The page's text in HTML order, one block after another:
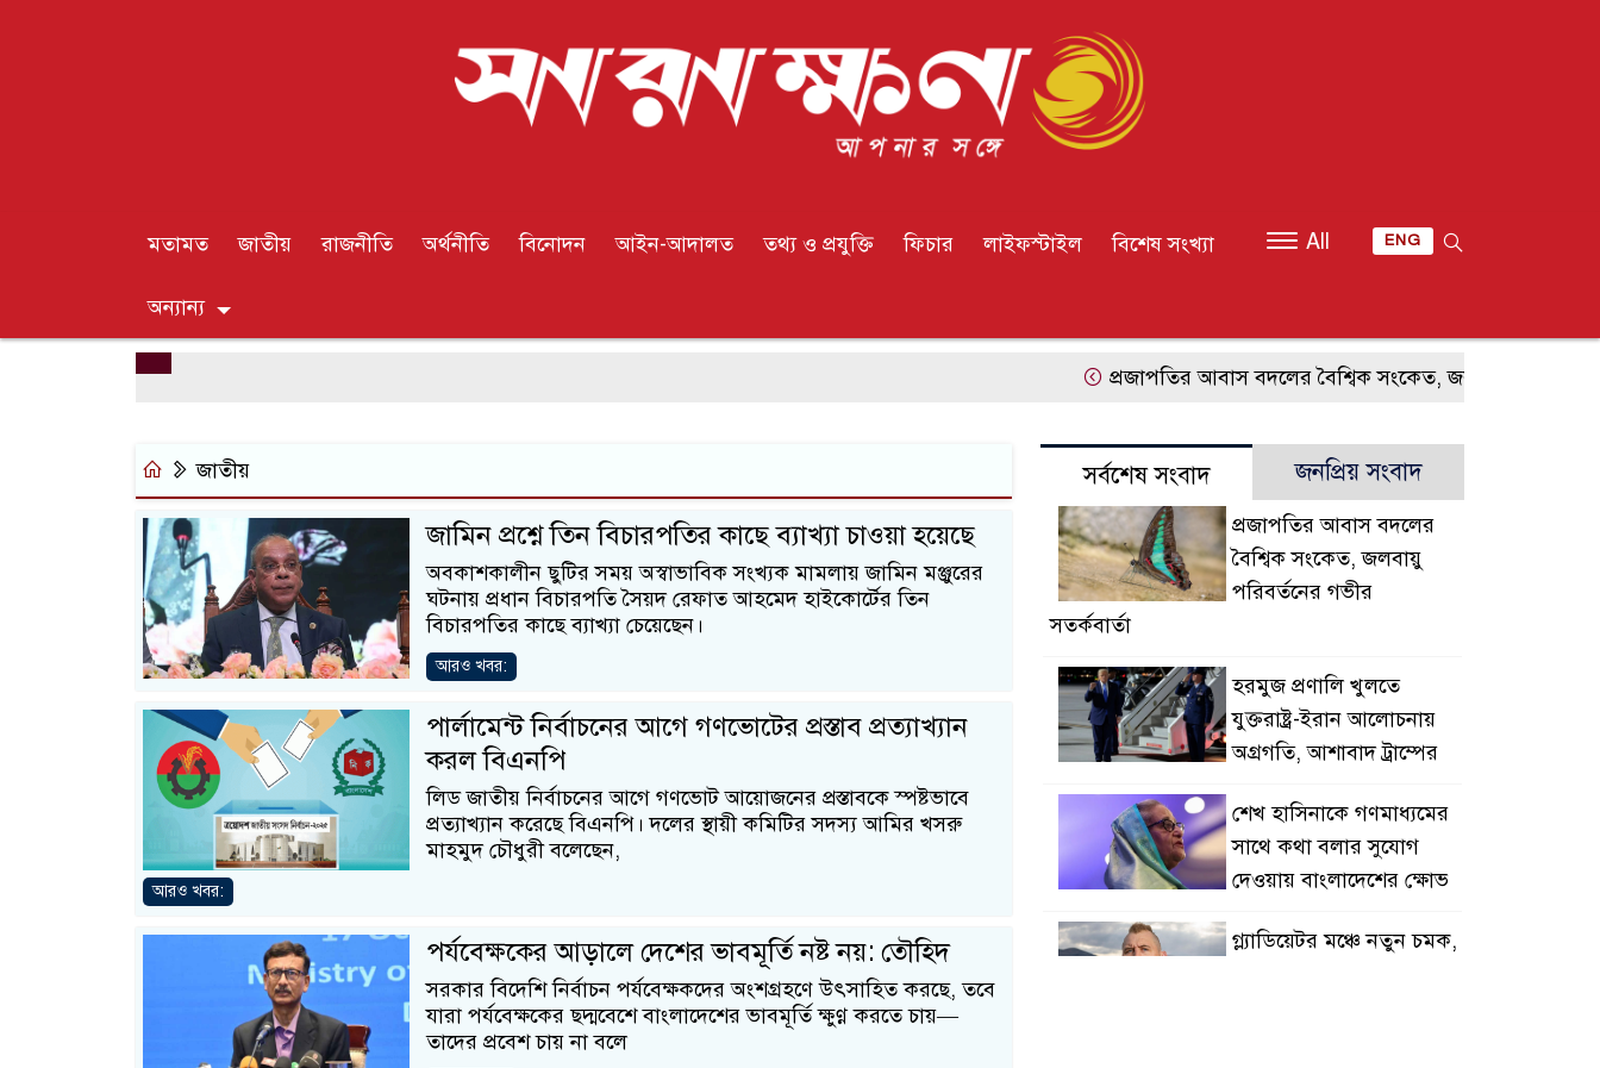
মতামত জাতীয় রাজনীতি অর্থনীতি বিনোদন আইন-আদালত তথ্য ও প্রযুক্তি ফিচার লাইফস্টাইল বিশেষ সংখ্যা
অন্যান্য
All ENG
প্রজাপতির আবাস বদলের বৈশ্বিক সংকেত, জলবায়ু পরিবর্তনের গভীর
জাতীয়
জামিন প্রশ্নে তিন বিচারপতির কাছে ব্যাখ্যা চাওয়া হয়েছে
অবকাশকালীন ছুটির সময় অস্বাভাবিক সংখ্যক মামলায় জামিন মঞ্জুরের
ঘটনায় প্রধান বিচারপতি সৈয়দ রেফাত আহমেদ হাইকোর্টের তিন
বিচারপতির কাছে ব্যাখ্যা চেয়েছেন।
আরও খবর:
পার্লামেন্ট নির্বাচনের আগে গণভোটের প্রস্তাব প্রত্যাখ্যান
করল বিএনপি
লিড জাতীয় নির্বাচনের আগে গণভোট আয়োজনের প্রস্তাবকে স্পষ্টভাবে
প্রত্যাখ্যান করেছে বিএনপি। দলের স্থায়ী কমিটির সদস্য আমির খসরু
মাহমুদ চৌধুরী বলেছেন,
আরও খবর:
পর্যবেক্ষকের আড়ালে দেশের ভাবমূর্তি নষ্ট নয়: তৌহিদ
সরকার বিদেশি নির্বাচন পর্যবেক্ষকদের অংশগ্রহণে উৎসাহিত করছে, তবে
যারা পর্যবেক্ষকের ছদ্মবেশে বাংলাদেশের ভাবমূর্তি ক্ষুণ্ণ করতে চায়—
তাদের প্রবেশ চায় না বলে
সর্বশেষ সংবাদ জনপ্রিয় সংবাদ
প্রজাপতির আবাস বদলের
বৈশ্বিক সংকেত, জলবায়ু
পরিবর্তনের গভীর
সতর্কবার্তা
হরমুজ প্রণালি খুলতে
যুক্তরাষ্ট্র-ইরান আলোচনায়
অগ্রগতি, আশাবাদ ট্রাম্পের
শেখ হাসিনাকে গণমাধ্যমের
সাথে কথা বলার সুযোগ
দেওয়ায় বাংলাদেশের ক্ষোভ
গ্ল্যাডিয়েটর মঞ্চে নতুন চমক,